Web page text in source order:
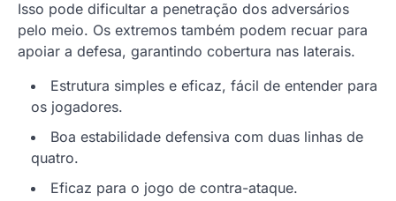
Isso pode dificultar a penetração dos adversários
pelo meio. Os extremos também podem recuar para
apoiar a defesa, garantindo cobertura nas laterais.
Estrutura simples e eficaz, fácil de entender para
os jogadores.
Boa estabilidade defensiva com duas linhas de
quatro.
Eficaz para o jogo de contra-ataque.